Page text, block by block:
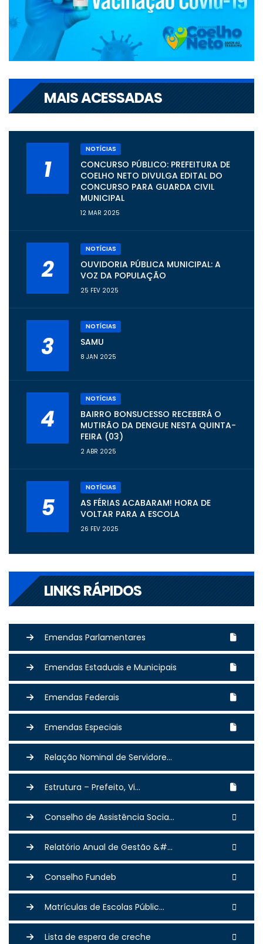
MAIS ACESSADAS
1
NOTÍCIAS
CONCURSO PÚBLICO: PREFEITURA DE
COELHO NETO DIVULGA EDITAL DO
CONCURSO PARA GUARDA CIVIL
MUNICIPAL
12 MAR 2025
2
NOTÍCIAS
OUVIDORIA PÚBLICA MUNICIPAL: A
VOZ DA POPULAÇÃO
25 FEV 2025
3
NOTÍCIAS
SAMU
8 JAN 2025
4
NOTÍCIAS
BAIRRO BONSUCESSO RECEBERÁ O
MUTIRÃO DA DENGUE NESTA QUINTA-
FEIRA (03)
2 ABR 2025
5
NOTÍCIAS
AS FÉRIAS ACABARAM! HORA DE
VOLTAR PARA A ESCOLA
26 FEV 2025
LINKS RÁPIDOS
Emendas Parlamentares
Emendas Estaduais e Municipais
Emendas Federais
Emendas Especiais
Relação Nominal de Servidore...
Estrutura – Prefeito, Vi...
Conselho de Assistência Socia...
Relatório Anual de Gestão &#...
Conselho Fundeb
Matrículas de Escolas Públic...
Lista de espera de creche